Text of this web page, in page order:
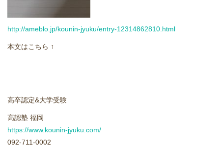
お問い合わせ
高認塾ブログ
http://ameblo.jp/kounin-jyuku/entry-12314862810.html
本文はこちら ↑
高卒認定&大学受験
高認塾 福岡
https://www.kounin-jyuku.com/
092-711-0002